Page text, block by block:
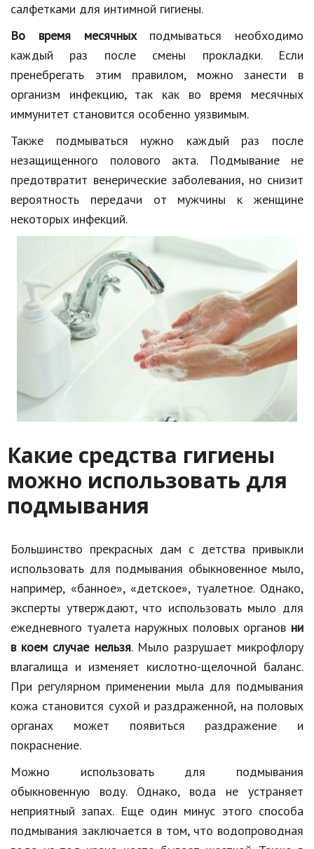
салфетками для интимной гигиены.
Во время месячныхподмываться необходимо
каждый раз после смены прокладки. Если
пренебрегать этим правилом, можно занести в
организм инфекцию, так как во время месячных
иммунитет становится особенно уязвимым.
Также подмываться нужно каждый раз после
незащищенного полового акта. Подмывание не
предотвратит венерические заболевания, но снизит
вероятность передачи от мужчины к женщине
некоторых инфекций.
Какие средства гигиены
можно использовать для
подмывания
Большинство прекрасных дам с детства привыкли
использовать для подмывания обыкновенное мыло,
например, «банное», «детское», туалетное. Однако,
эксперты утверждают, что использовать мыло для
ежедневного туалета наружных половых органов ни
в коем случае нельзя. Мыло разрушает микрофлору
влагалища и изменяет кислотно-щелочной баланс.
При регулярном применении мыла для подмывания
кожа становится сухой и раздраженной, на половых
органах может появиться раздражение и
покраснение.
Можно использовать для подмывания
обыкновенную воду. Однако, вода не устраняет
неприятный запах. Еще один минус этого способа
подмывания заключается в том, что водопроводная